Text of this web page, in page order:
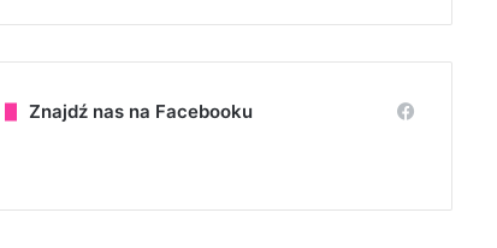
Znajdź nas na Facebooku